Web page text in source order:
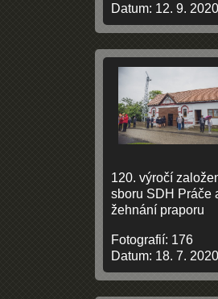
Datum: 12. 9. 2020
120. výročí
sboru SDH Práče
žehnání praporu
Fotografií: 176
Datum: 18. 7. 2020